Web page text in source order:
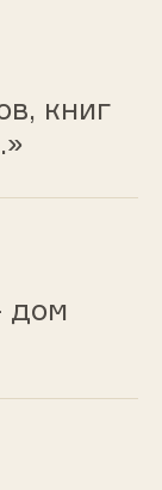
книг
дом